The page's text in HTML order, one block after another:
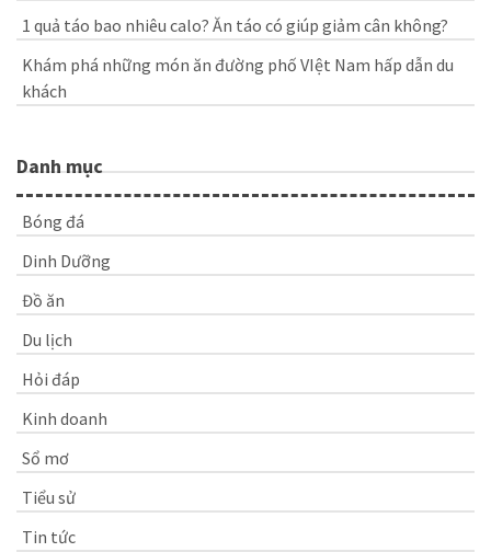
1 quả táo bao nhiêu calo? Ăn táo có giúp giảm cân không?
Khám phá những món ăn đường phố VIệt Nam hấp dẫn du
khách
Danh mục
Bóng đá
Dinh Dưỡng
Đồ ăn
Du lịch
Hỏi đáp
Kinh doanh
Sổ mơ
Tiểu sử
Tin tức